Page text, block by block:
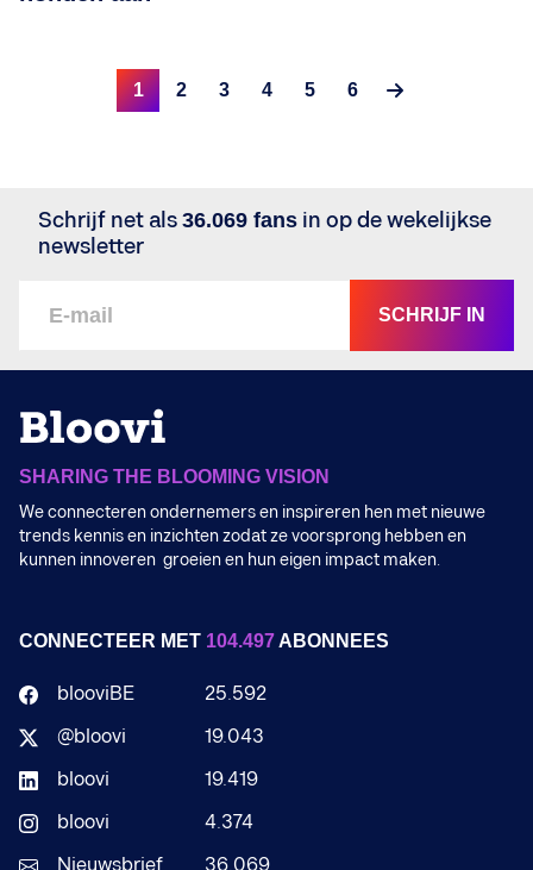
1 2 3 4 5 6
Schrijf net als 36.069 fans in op de wekelijkse
newsletter
SCHRIJF IN
SHARING THE BLOOMING VISION
We connecteren ondernemers en inspireren hen met nieuwe
trends kennis en inzichten zodat ze voorsprong hebben en
kunnen innoveren groeien en hun eigen impact maken.
CONNECTEER MET 104.497ABONNEES
blooviBE
25.592
@bloovi
19.043
bloovi
19.419
bloovi
4.374